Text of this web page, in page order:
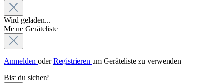
Wird geladen...
Meine Geräteliste
Anmelden oderRegistrieren um Geräteliste zu verwenden
Bist du sicher?